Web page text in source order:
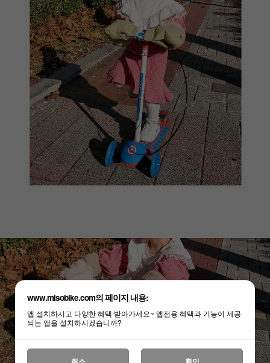
www.misobike.com의 페이지 내용:
앱 설치하시고 다양한 혜택 받아가세요~ 앱전용 혜택과 기능이 제공
되는 앱을 설치하시겠습니까?